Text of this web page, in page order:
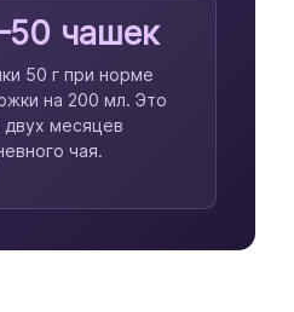
чашек
50 г при норме
на 200 мл. Это
двух месяцев
чая.